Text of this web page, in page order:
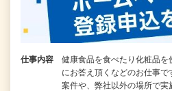
仕事内容
健康食品を食べたり化粧品を
にお答え頂くなどのお仕事
案件や、弊社以外の場所で